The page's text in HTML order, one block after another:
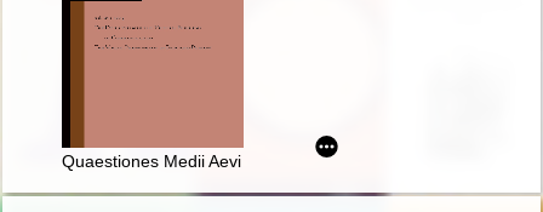
Quaestiones Medii Aevi Novae. Vol. 28 (2023)